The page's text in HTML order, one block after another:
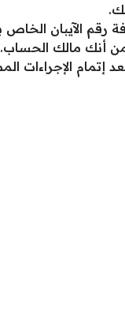
رقم الآيبان الخاص
أنك مالك الحساب.
الإجراءات